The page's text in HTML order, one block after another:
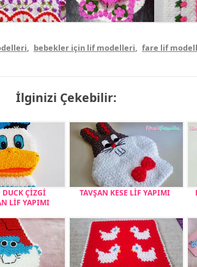
, bebekler için lif modelleri, fare lif
İlginizi Çekebilir:
DUCK ÇİZGİ
LİF YAPIMI
TAVŞAN KESE LİF YAPIMI